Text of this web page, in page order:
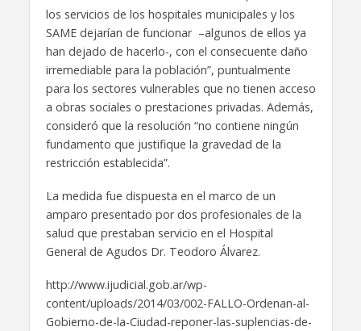
los servicios de los hospitales municipales y los
SAME dejarían de funcionar –algunos de ellos ya
han dejado de hacerlo-, con el consecuente daño
irremediable para la población”, puntualmente
para los sectores vulnerables que no tienen acceso
a obras sociales o prestaciones privadas. Además,
consideró que la resolución “no contiene ningún
fundamento que justifique la gravedad de la
restricción establecida”.
La medida fue dispuesta en el marco de un
amparo presentado por dos profesionales de la
salud que prestaban servicio en el Hospital
General de Agudos Dr. Teodoro Álvarez.
http://www.ijudicial.gob.ar/wp-
content/uploads/2014/03/002-FALLO-Ordenan-al-
Gobierno-de-la-Ciudad-reponer-las-suplencias-de-